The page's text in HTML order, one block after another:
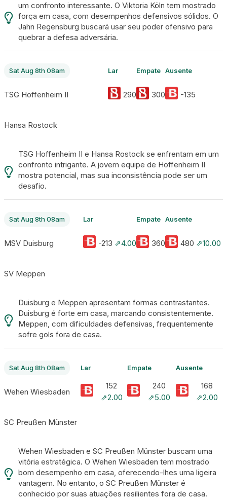
um confronto interessante. O Viktoria Köln tem mostrado
força em casa, com desempenhos defensivos sólidos. O
Jahn Regensburg buscará usar seu poder ofensivo para
quebrar a defesa adversária.
Sat Aug 8th 08am
TSG Hoffenheim II
Hansa Rostock
Lar
290
Empate
300
Ausente
-135
TSG Hoffenheim II e Hansa Rostock se enfrentam em um
confronto intrigante. A jovem equipe de Hoffenheim II
mostra potencial, mas sua inconsistência pode ser um
desafio.
Sat Aug 8th 08am
MSV Duisburg
SV Meppen
Lar
-213 ⇗4.00
Empate
360
Ausente
480 ⇗10.00
Duisburg e Meppen apresentam formas contrastantes.
Duisburg é forte em casa, marcando consistentemente.
Meppen, com dificuldades defensivas, frequentemente
sofre gols fora de casa.
Sat Aug 8th 08am
Wehen Wiesbaden
SC Preußen Münster
Lar
152
⇗2.00
Empate
240
⇗5.00
Ausente
168
⇗2.00
Wehen Wiesbaden e SC Preußen Münster buscam uma
vitória estratégica. O Wehen Wiesbaden tem mostrado
bom desempenho em casa, oferecendo-lhes uma ligeira
vantagem. No entanto, o SC Preußen Münster é
conhecido por suas atuações resilientes fora de casa.